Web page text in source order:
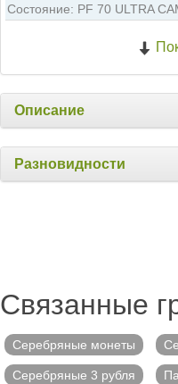
Состояние: PF 70 ULTRA
Описание
Разновидности
Связанные
Серебряные монеты
Серебряные 3 рубля